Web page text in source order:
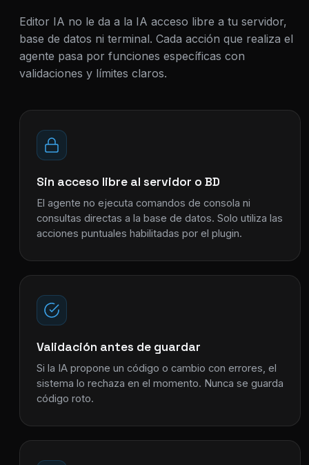
Editor IA no le da a la IA acceso libre a tu servidor,
base de datos ni terminal. Cada acción que realiza el
agente pasa por funciones específicas con
validaciones y límites claros.
Sin acceso libre al servidor o BD
El agente no ejecuta comandos de consola ni
consultas directas a la base de datos. Solo utiliza las
acciones puntuales habilitadas por el plugin.
Validación antes de guardar
Si la IA propone un código o cambio con errores, el
sistema lo rechaza en el momento. Nunca se guarda
código roto.